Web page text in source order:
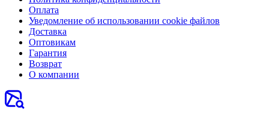
Оплата
Уведомление об использовании cookie файлов
Доставка
Оптовикам
Гарантия
Возврат
О компании